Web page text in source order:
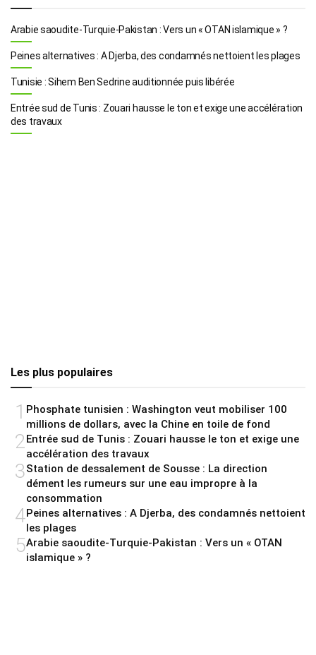
Arabie saoudite-Turquie-Pakistan : Vers un « OTAN islamique » ?
Peines alternatives : A Djerba, des condamnés nettoient les plages
Tunisie : Sihem Ben Sedrine auditionnée puis libérée
Entrée sud de Tunis : Zouari hausse le ton et exige une accélération
des travaux
Les plus populaires
1 Phosphate tunisien : Washington veut mobiliser 100
millions de dollars, avec la Chine en toile de fond
2 Entrée sud de Tunis : Zouari hausse le ton et exige une
accélération des travaux
3Station de dessalement de Sousse : La direction
dément les rumeurs sur une eau impropre à la
consommation
4Peines alternatives : A Djerba, des condamnés nettoient
les plages
5Arabie saoudite-Turquie-Pakistan : Vers un « OTAN
islamique » ?